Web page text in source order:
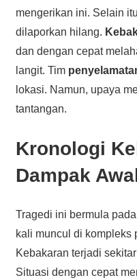
mengerikan ini. Selain
dilaporkan hilang.
dan dengan cepat
langit. Tim
lokasi. Namun, upaya
tantangan.
Kronologi
Dampak
Tragedi ini bermula
kali muncul di kompleks
Kebakaran terjadi
Situasi dengan cepat